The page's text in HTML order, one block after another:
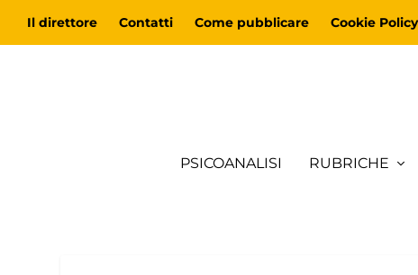
Il direttore Contatti Come pubblicare Cookie
PSICOANALISI RUBRICHE